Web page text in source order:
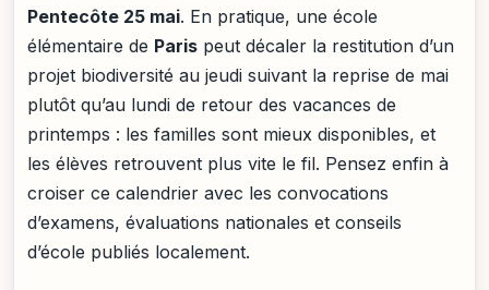
Pentecôte 25 mai. En pratique, une école
élémentaire de Paris peut décaler la restitution d’un
projet biodiversité au jeudi suivant la reprise de mai
plutôt qu’au lundi de retour des vacances de
printemps : les familles sont mieux disponibles, et
les élèves retrouvent plus vite le fil. Pensez enfin à
croiser ce calendrier avec les convocations
d’examens, évaluations nationales et conseils
d’école publiés localement.